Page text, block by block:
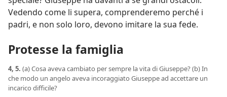
Vedendo come li supera, comprenderemo perché i
padri, e non solo loro, devono imitare la sua fede.
Protesse la famiglia
4, 5. (a) Cosa aveva cambiato per sempre la vita di Giuseppe? (b) In
che modo un angelo aveva incoraggiato Giuseppe ad accettare un
incarico difficile?